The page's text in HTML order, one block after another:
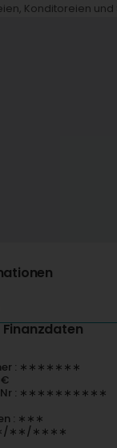
Konditoreien und
: ∗∗∗∗∗∗∗
Nr : ∗∗∗∗∗∗∗∗∗∗
: ∗∗∗
∗∗/∗∗∗∗